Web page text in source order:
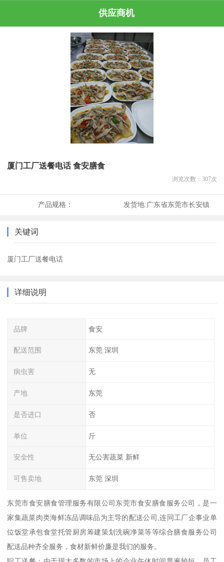
供应商机
厦门工厂送餐电话 食安膳食
浏览次数： 307次
产品规格： 发货地:广东省东莞市长安镇
关键词
厦门工厂送餐电话
详细说明
品牌 食安
配送范围 东莞 深圳
病虫害 无
产地 东莞
是否进口 否
单位 斤
安全性 无公害蔬菜 新鲜
可售卖地 东莞 深圳
东莞市食安膳食管理服务有限公司东莞市食安膳食服务公司，是一
家集蔬菜肉类海鲜冻品调味品为主导的配送公司,连同工厂企事业单
位饭堂承包食堂托管厨房筹建策划洗碗净菜等等综合膳食服务公司
配送品种齐全服务，食材新鲜价廉是我们的服务。